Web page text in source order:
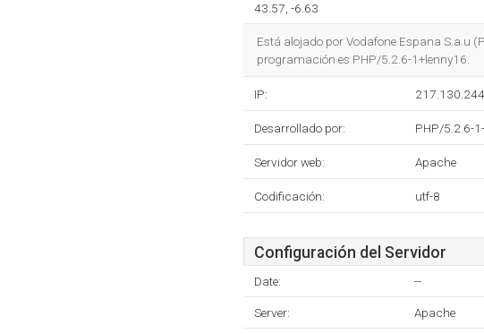
43.57, -6.63
Está alojado por Vodafone Espana S.a.u
programación es PHP/5.2.6-1+lenny16.
IP:
Desarrollado por: PHP/5.2.6-
Servidor web: Apache
Codificación: utf-8
Configuración del Servidor
Date: --
Server: Apache